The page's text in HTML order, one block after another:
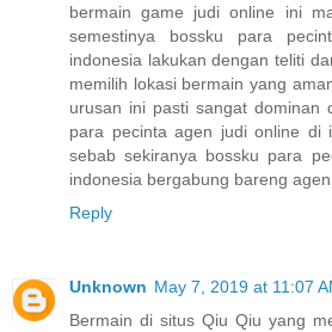
bermain game judi online ini
semestinya bossku para
indonesia lakukan dengan teliti
memilih lokasi bermain yang
urusan ini pasti sangat dominan
para pecinta agen judi online di
sebab sekiranya bossku para
indonesia bergabung bareng
Reply
Unknown May 7, 2019 at 11:07
Bermain di situs Qiu Qiu yang